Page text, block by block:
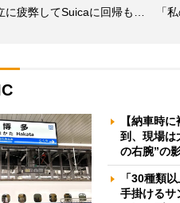
に疲弊してSuicaに回帰も… 「私
【納車時
到、現場
の右腕”の
「30種類
手掛ける